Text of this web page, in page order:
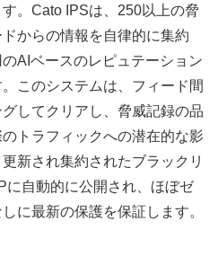
。Cato IPSは、250以上の脅
からの情報を自律的に集約
AIベースのレピュテーション
このシステムは、フィード間
してクリアし、脅威記録の品
トラフィックへの潜在的な影
新され集約されたブラックリ
に自動的に公開され、ほぼゼ
に最新の保護を保証します。